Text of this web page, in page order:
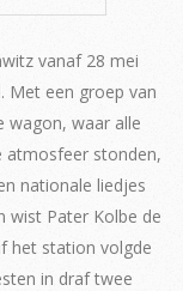
vanaf 28 mei
Met een groep van
wagon, waar alle
atmosfeer stonden,
nationale liedjes
wist Pater Kolbe de
het station volgde
in draf twee